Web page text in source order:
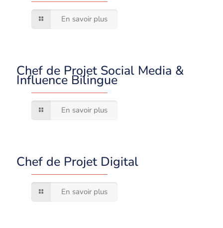
En savoir plus
Chef de Projet Social Media &
Influence Bilingue
En savoir plus
Chef de Projet Digital
En savoir plus